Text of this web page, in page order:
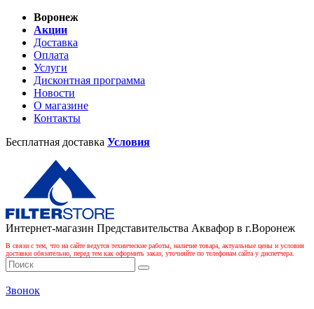
Воронеж
Акции
Доставка
Оплата
Услуги
Дисконтная программа
Новости
О магазине
Контакты
Бесплатная доставка Условия
Интернет-магазин Представительства Аквафор в г.Воронеж
В связи с тем, что на сайте ведутся технические работы, наличие товара, актуальные цены и условия
доставки обязательно, перед тем как оформить заказ, уточняйте по телефонам сайта у диспетчера.
Звонок